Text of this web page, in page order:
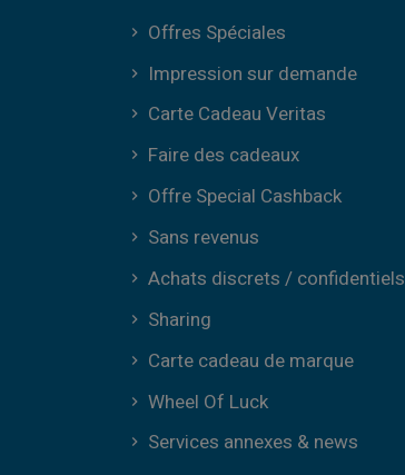
Offres Spéciales
Impression sur demande
Carte Cadeau Veritas
Faire des cadeaux
Offre Special Cashback
Sans revenus
Achats discrets / confidentiels
Sharing
Carte cadeau de marque
Wheel Of Luck
Services annexes & news